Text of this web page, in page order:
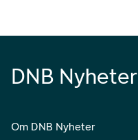
DNB Nyheter
Om DNB Nyheter